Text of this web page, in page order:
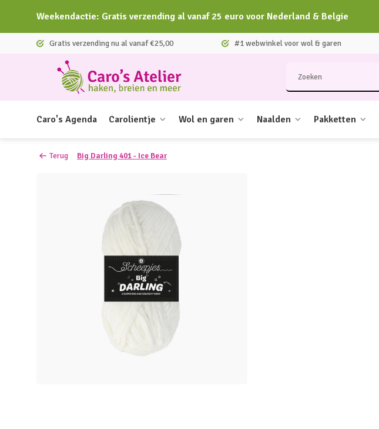
Weekendactie: Gratis verzending al vanaf 25 euro voor Nederland & Belgie
Gratis verzending nu al vanaf €25,00 #1 webwinkel voor wol & garen
Caro's Agenda Carolientje Wol en garen Naalden Pakketten
Terug Big Darling 401 - Ice Bear